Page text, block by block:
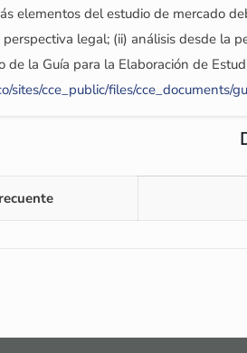
elementos del estudio de mercado
legal; (ii) análisis desde la
de la Guía para la Elaboración de
sites/cce_public/files/cce_documents/